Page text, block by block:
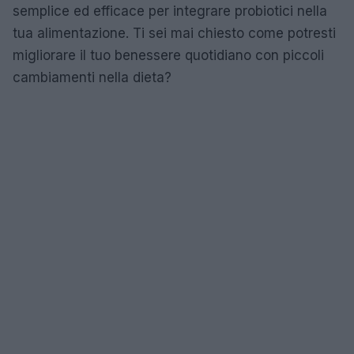
semplice ed efficace per integrare probiotici nella
tua alimentazione. Ti sei mai chiesto come potresti
migliorare il tuo benessere quotidiano con piccoli
cambiamenti nella dieta?